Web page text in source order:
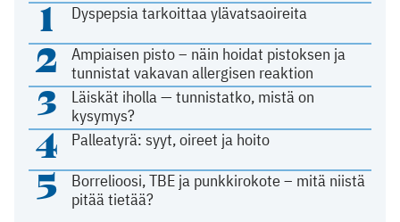
1 Dyspepsia tarkoittaa ylävatsaoireita
2
Ampiaisen pisto – näin hoidat pistoksen ja
tunnistat vakavan allergisen reaktion
3
Läiskät iholla — tunnistatko, mistä on
kysymys?
4 Palleatyrä: syyt, oireet ja hoito
5
Borrelioosi, TBE ja punkkirokote – mitä niistä
pitää tietää?